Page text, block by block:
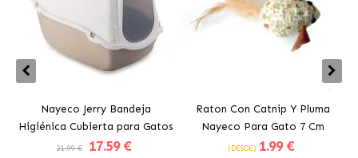
Nayeco Jerry Bandeja
Higiénica Cubierta para Gatos
21.99 € 17.59 €
Raton Con Catnip Y Pluma
Nayeco Para Gato 7 Cm
(DESDE) 1.99 €